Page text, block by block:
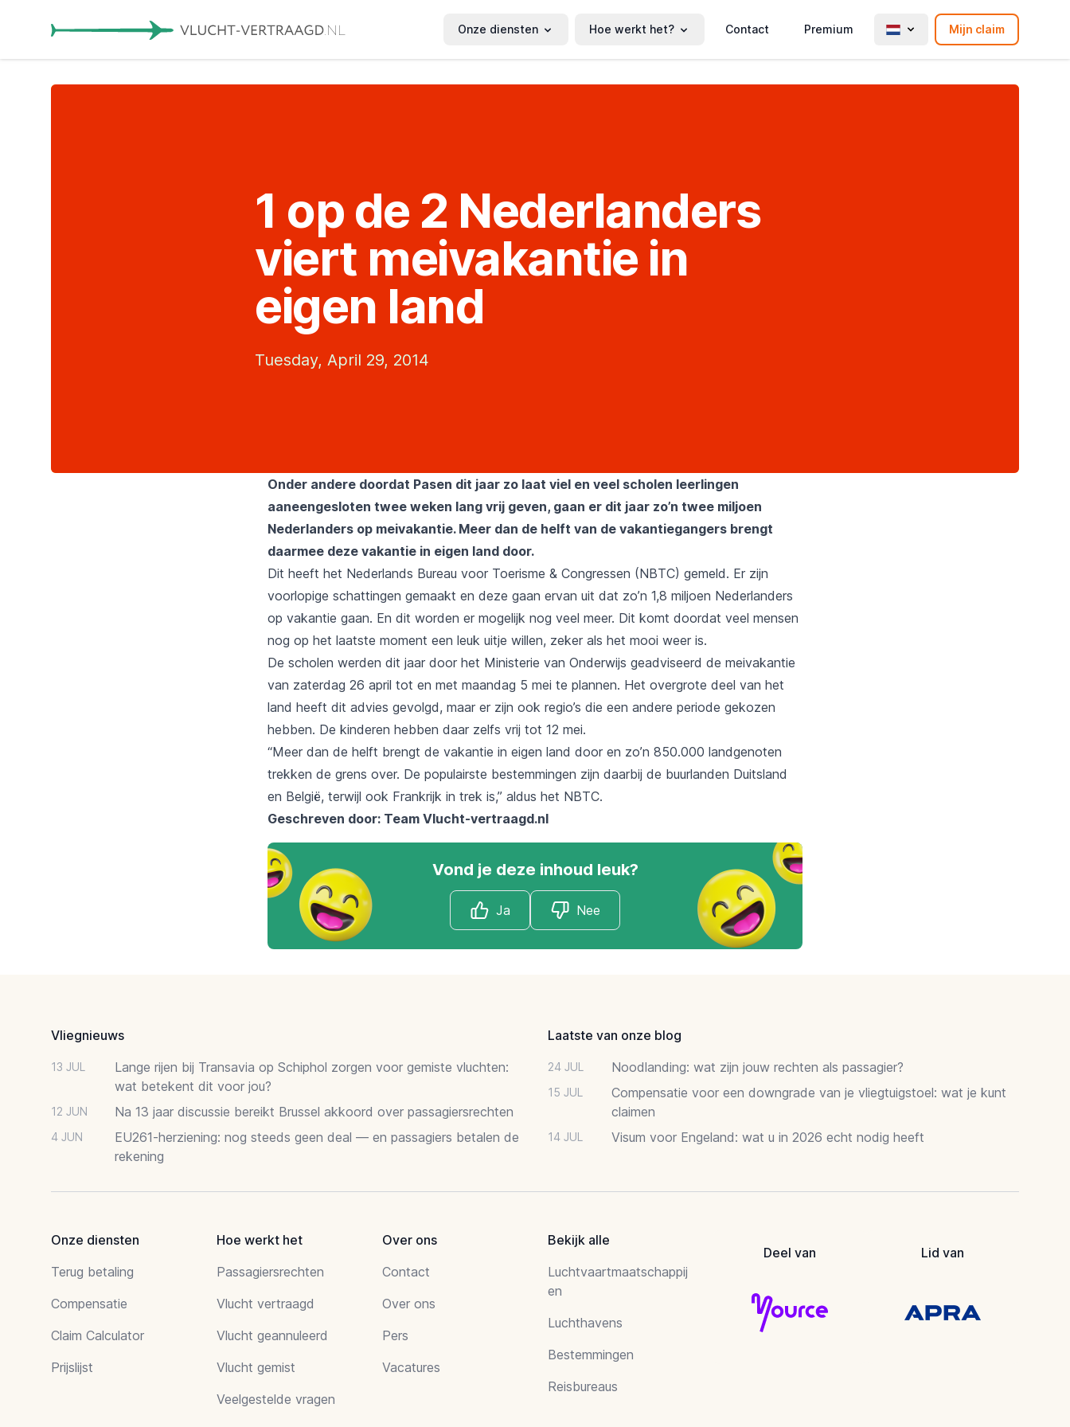
Onze diensten Hoe werkt het? Contact Premium Mijn claim
1 op de 2 Nederlanders
viert meivakantie in
eigen land
Tuesday, April 29, 2014
Onder andere doordat Pasen dit jaar zo laat viel en veel scholen leerlingen
aaneengesloten twee weken lang vrij geven, gaan er dit jaar zo’n twee miljoen
Nederlanders op meivakantie. Meer dan de helft van de vakantiegangers brengt
daarmee deze vakantie in eigen land door.
Dit heeft het Nederlands Bureau voor Toerisme & Congressen (NBTC) gemeld. Er zijn
voorlopige schattingen gemaakt en deze gaan ervan uit dat zo’n 1,8 miljoen Nederlanders
op vakantie gaan. En dit worden er mogelijk nog veel meer. Dit komt doordat veel mensen
nog op het laatste moment een leuk uitje willen, zeker als het mooi weer is.
De scholen werden dit jaar door het Ministerie van Onderwijs geadviseerd de meivakantie
van zaterdag 26 april tot en met maandag 5 mei te plannen. Het overgrote deel van het
land heeft dit advies gevolgd, maar er zijn ook regio’s die een andere periode gekozen
hebben. De kinderen hebben daar zelfs vrij tot 12 mei.
“Meer dan de helft brengt de vakantie in eigen land door en zo’n 850.000 landgenoten
trekken de grens over. De populairste bestemmingen zijn daarbij de buurlanden Duitsland
en België, terwijl ook Frankrijk in trek is,” aldus het NBTC.
Geschreven door: Team Vlucht-vertraagd.nl
Vond je deze inhoud leuk?
Ja Nee
Vliegnieuws
13 JUL
Lange rijen bij Transavia op Schiphol zorgen voor gemiste vluchten:
wat betekent dit voor jou?
12 JUN Na 13 jaar discussie bereikt Brussel akkoord over passagiersrechten
4 JUN
EU261-herziening: nog steeds geen deal — en passagiers betalen de
rekening
Laatste van onze blog
24 JUL Noodlanding: wat zijn jouw rechten als passagier?
15 JUL
Compensatie voor een downgrade van je vliegtuigstoel: wat je kunt
claimen
14 JUL Visum voor Engeland: wat u in 2026 echt nodig heeft
Onze diensten
Terug betaling
Compensatie
Claim Calculator
Prijslijst
Hoe werkt het
Passagiersrechten
Vlucht vertraagd
Vlucht geannuleerd
Vlucht gemist
Veelgestelde vragen
Over ons
Contact
Over ons
Pers
Vacatures
Bekijk alle
Luchtvaartmaatschappij
en
Luchthavens
Bestemmingen
Reisbureaus
Deel van Lid van